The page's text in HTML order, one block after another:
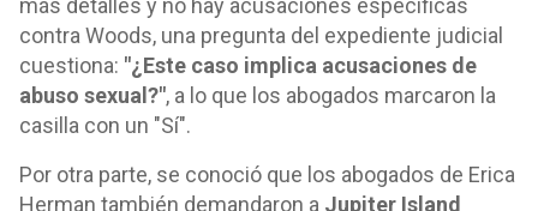
más detalles y no hay acusaciones específicas
contra Woods, una pregunta del expediente judicial
cuestiona: "¿Este caso implica acusaciones de
abuso sexual?", a lo que los abogados marcaron la
casilla con un "Sí".
Por otra parte, se conoció que los abogados de Erica
Herman también demandaron a Jupiter Island